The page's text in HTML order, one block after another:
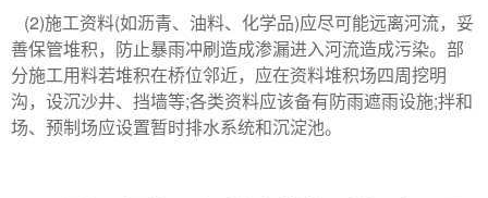
(2)施工资料(如沥青、油料、化学品)应尽可能远离河流，妥
善保管堆积，防止暴雨冲刷造成渗漏进入河流造成污染。部
分施工用料若堆积在桥位邻近，应在资料堆积场四周挖明
沟，设沉沙井、挡墙等;各类资料应该备有防雨遮雨设施;拌和
场、预制场应设置暂时排水系统和沉淀池。